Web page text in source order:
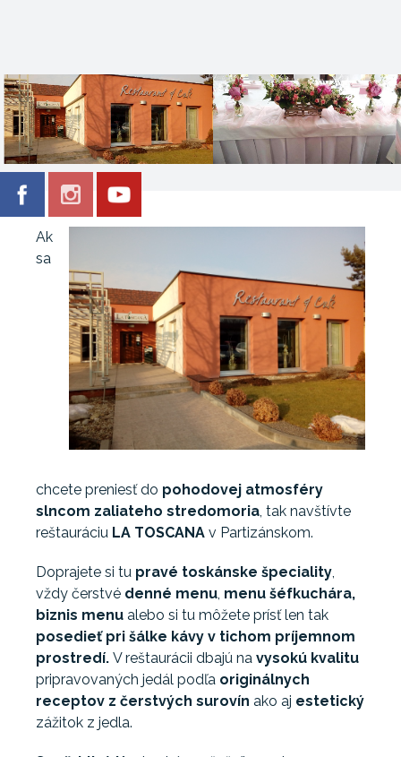
Ak
sa
chcete preniesť do pohodovej atmosféry
slncom zaliateho stredomoria , tak navštívte
reštauráciu LA TOSCANA v Partizánskom.
Doprajete si tu pravé toskánske špeciality
vždy čerstvé denné menu menu šéfkuchára,
biznis menu alebo si tu môžete prísť len tak
posedieť pri šálke kávy v tichom príjemnom
prostredí. V reštaurácii dbajú na vysokú kvalitu
pripravovaných jedál podľa originálnych
receptov z čerstvých surovín ako aj estetický
zážitok z jedla.